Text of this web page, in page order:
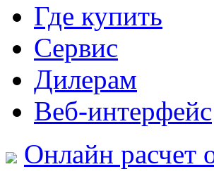
Где купить
Сервис
Дилерам
Веб-интерфейс
Онлайн расчет